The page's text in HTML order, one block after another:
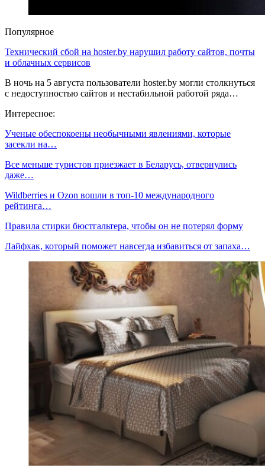
Популярное
Технический сбой на hoster.by нарушил работу сайтов, почты
и облачных сервисов
В ночь на 5 августа пользователи hoster.by могли столкнуться
с недоступностью сайтов и нестабильной работой ряда…
Интересное:
Ученые обеспокоены необычными явлениями, которые
засекли на…
Все меньше туристов приезжает в Беларусь, отвернулись
даже…
Wildberries и Ozon вошли в топ-10 международного
рейтинга…
Правила стирки бюстгальтера, чтобы он не потерял форму
Лайфхак, который поможет навсегда избавиться от запаха…